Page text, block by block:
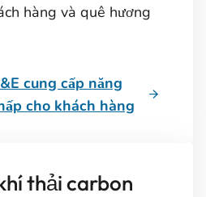
hàng và quê hương
cung cấp năng
cho khách hàng
thải carbon